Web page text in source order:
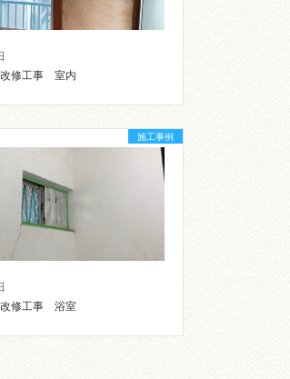
改修工事 室内
施工事例
改修工事 浴室